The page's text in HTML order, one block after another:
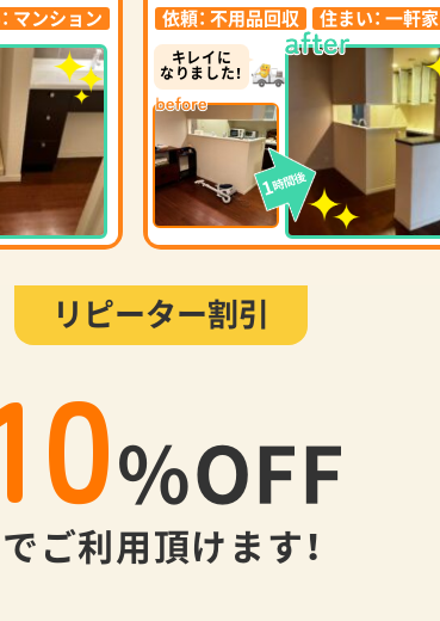
マンション 依頼： 不用品回収 住まい： 一軒家
キレイに
なりました！
1時間後
リピーター割引
%OFF
でご利用頂けます！